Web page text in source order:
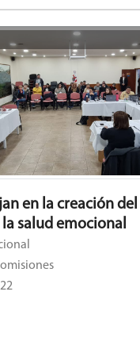
en la creación
salud emocional